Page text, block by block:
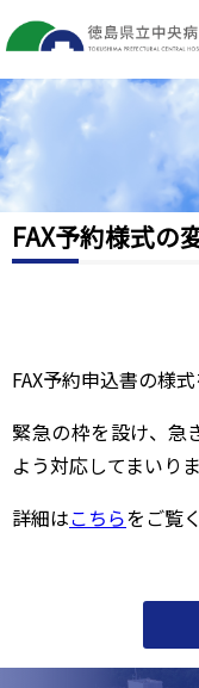
お
知
FAX予約様式の
FAX予約申込書の様
緊急の枠を設け、急
よう対応してまいりま
詳細はこちらをご覧